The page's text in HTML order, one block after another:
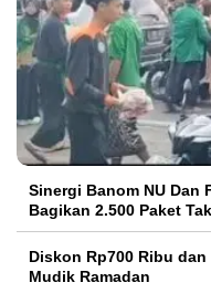
Sinergi Banom NU Dan
Bagikan 2.500 Paket
Diskon Rp700 Ribu
Mudik Ramadan